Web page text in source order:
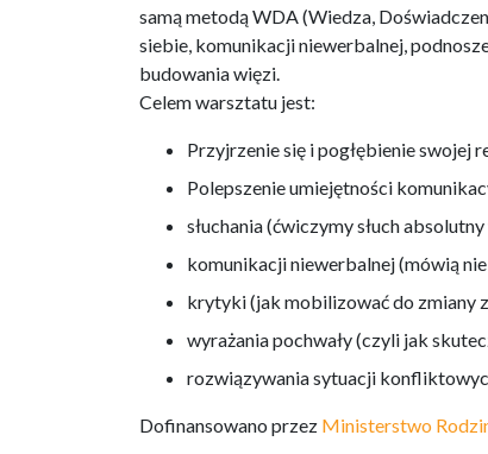
samą metodą WDA (Wiedza,
siebie, komunikacji niewerbalnej,
budowania więzi.
Celem warsztatu jest:
Przyjrzenie się i pogłębienie swojej
Polepszenie umiejętności
słuchania (ćwiczymy słuch
komunikacji niewerbalnej (mówią
krytyki (jak mobilizować do zmiany
wyrażania pochwały (czyli jak
rozwiązywania sytuacji
Dofinansowano przez Ministerstwo